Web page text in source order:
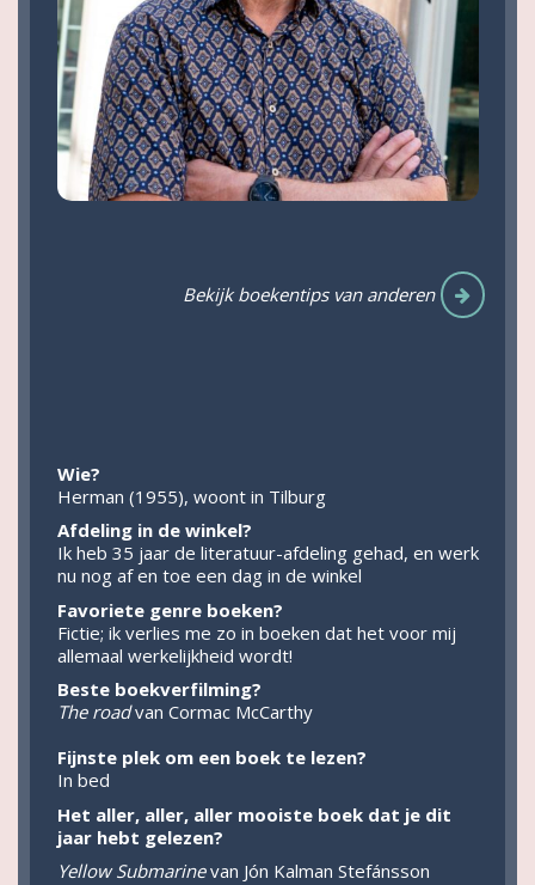
Bekijk boekentips van anderen
Wie?
Herman (1955), woont in Tilburg
Afdeling in de winkel?
Ik heb 35 jaar de literatuur-afdeling gehad, en werk
nu nog af en toe een dag in de winkel
Favoriete genre boeken?
Fictie; ik verlies me zo in boeken dat het voor mij
allemaal werkelijkheid wordt!
Beste boekverfilming?
The roadvan Cormac McCarthy
Fijnste plek om een boek te lezen?
In bed
Het aller, aller, aller mooiste boek dat je dit
jaar hebt gelezen?
Yellow Submarinevan Jón Kalman Stefánsson